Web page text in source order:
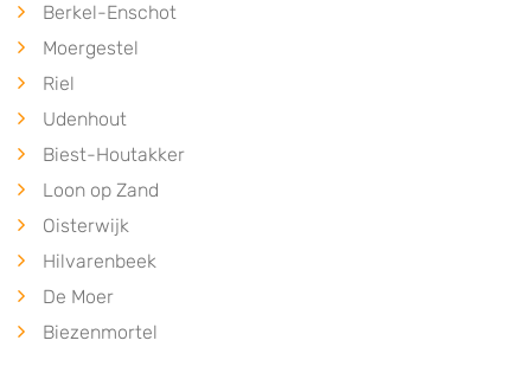
Berkel-Enschot
Moergestel
Riel
Udenhout
Biest-Houtakker
Loon op Zand
Oisterwijk
Hilvarenbeek
De Moer
Biezenmortel